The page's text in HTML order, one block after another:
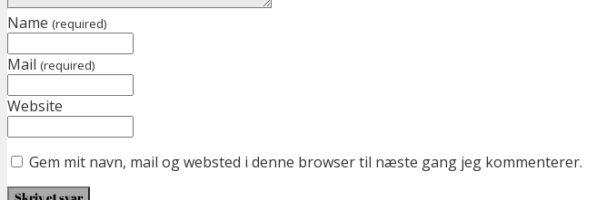
Name (required)
Mail (required)
Website
Gem mit navn, mail og websted i denne browser til næste gang jeg kommenterer.